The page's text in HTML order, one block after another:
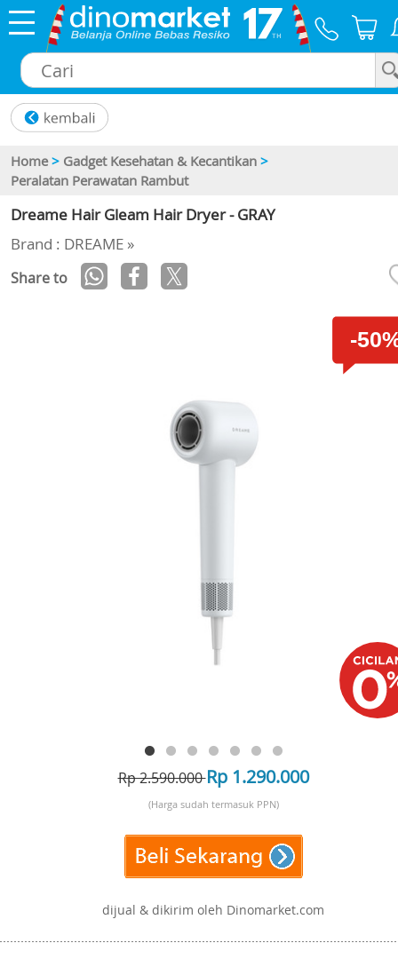
Home > Gadget Kesehatan & Kecantikan >
Peralatan Perawatan Rambut
Dreame Hair Gleam Hair Dryer - GRAY
Brand : DREAME »
Share to
-
Rp 2.590.000Rp 1.290.000
(Harga sudah termasuk PPN)
dijual & dikirim oleh Dinomarket.com